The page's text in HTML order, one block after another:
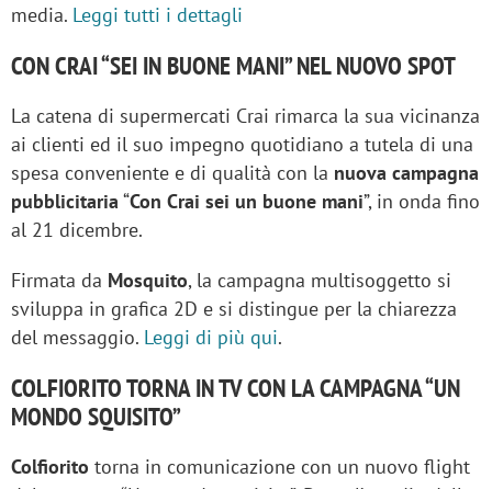
media. Leggi tutti i dettagli
CON CRAI “SEI IN BUONE MANI” NEL NUOVO SPOT
La catena di supermercati Crai rimarca la sua vicinanza
ai clienti ed il suo impegno quotidiano a tutela di una
spesa conveniente e di qualità con la nuova campagna
pubblicitaria “Con Crai sei un buone mani”, in onda fino
al 21 dicembre.
Firmata da Mosquito, la campagna multisoggetto si
sviluppa in grafica 2D e si distingue per la chiarezza
del messaggio. Leggi di più qui.
COLFIORITO TORNA IN TV CON LA CAMPAGNA “UN
MONDO SQUISITO”
Colfiorito torna in comunicazione con un nuovo flight